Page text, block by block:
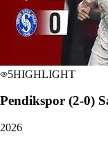
5HIGHLIGHT
Pendikspor (2-0)
2026